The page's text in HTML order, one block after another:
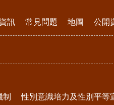
訊 常見問題 地圖 公開
性別意識培力及性別平等